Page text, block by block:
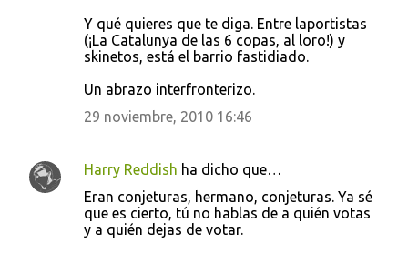
Y qué quieres que te diga. Entre laportistas
(¡La Catalunya de las 6 copas, al loro!) y
skinetos, está el barrio fastidiado.
Un abrazo interfronterizo.
29 noviembre, 2010 16:46
Harry Reddish ha dicho que…
Eran conjeturas, hermano, conjeturas. Ya sé
que es cierto, tú no hablas de a quién votas
y a quién dejas de votar.